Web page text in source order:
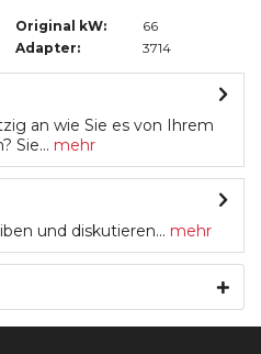
Original kW:
66
Adapter: 3714
an wie Sie es von Ihrem
Sie... mehr
und diskutieren... mehr